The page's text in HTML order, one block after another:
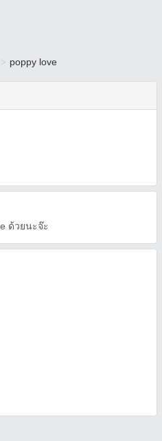
> poppy love
ด้วยนะจ๊ะ